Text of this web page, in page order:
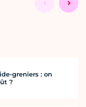
greniers : on
?